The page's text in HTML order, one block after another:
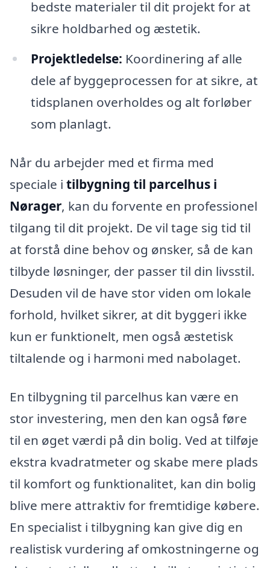
bedste materialer til dit projekt for at
sikre holdbarhed og æstetik.
Projektledelse: Koordinering af alle
dele af byggeprocessen for at sikre, at
tidsplanen overholdes og alt forløber
som planlagt.
Når du arbejder med et firma med
speciale i tilbygning til parcelhus i
Nørager, kan du forvente en professionel
tilgang til dit projekt. De vil tage sig tid til
at forstå dine behov og ønsker, så de kan
tilbyde løsninger, der passer til din livsstil.
Desuden vil de have stor viden om lokale
forhold, hvilket sikrer, at dit byggeri ikke
kun er funktionelt, men også æstetisk
tiltalende og i harmoni med nabolaget.
En tilbygning til parcelhus kan være en
stor investering, men den kan også føre
til en øget værdi på din bolig. Ved at tilføje
ekstra kvadratmeter og skabe mere plads
til komfort og funktionalitet, kan din bolig
blive mere attraktiv for fremtidige købere.
En specialist i tilbygning kan give dig en
realistisk vurdering af omkostningerne og